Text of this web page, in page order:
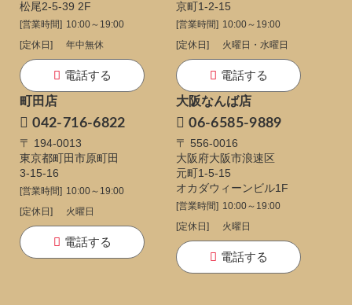
松尾2-5-39 2F
[営業時間] 10:00～19:00
[定休日]
年中無休
電話する
京町1-2-15
[営業時間] 10:00～19:00
[定休日]
火曜日・水曜日
電話する
町田店
042-716-6822
〒 194-0013
東京都町田市原町田
3-15-16
[営業時間] 10:00～19:00
[定休日]
火曜日
電話する
大阪なんば店
06-6585-9889
〒 556-0016
大阪府大阪市浪速区
元町1-5-15
オカダウィーンビル1F
[営業時間] 10:00～19:00
[定休日]
火曜日
電話する